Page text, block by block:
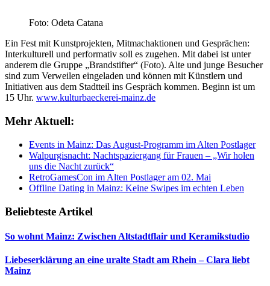
Foto: Odeta Catana
Ein Fest mit Kunstprojekten, Mitmachaktionen und Gesprächen:
Interkulturell und performativ soll es zugehen. Mit dabei ist unter
anderem die Gruppe „Brandstifter“ (Foto). Alte und junge Besucher
sind zum Verweilen eingeladen und können mit Künstlern und
Initiativen aus dem Stadtteil ins Gespräch kommen. Beginn ist um
15 Uhr. www.kulturbaeckerei-mainz.de
Mehr Aktuell:
Events in Mainz: Das August-Programm im Alten Postlager
Walpurgisnacht: Nachtspaziergang für Frauen – „Wir holen
uns die Nacht zurück“
RetroGamesCon im Alten Postlager am 02. Mai
Offline Dating in Mainz: Keine Swipes im echten Leben
Beliebteste Artikel
So wohnt Mainz: Zwischen Altstadtflair und Keramikstudio
Liebeserklärung an eine uralte Stadt am Rhein – Clara liebt
Mainz